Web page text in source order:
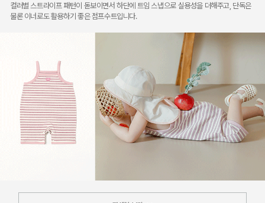
컬러별 스트라이프 패턴이 돋보이면서 하단에 트임 스냅으로 실용성을 더해주고, 단독은
물론 이너로도 활용하기 좋은 점프수트입니다.